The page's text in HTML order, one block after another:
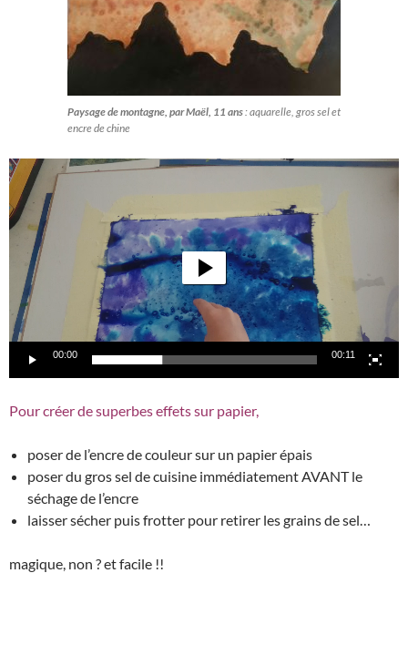
Paysage de montagne, par Maël, 11 ans: aquarelle, gros sel et
encre de chine
Lecteur
vidéo
00:00 00:11
Pour créer de superbes effets sur papier,
poser de l’encre de couleur sur un papier épais
poser du gros sel de cuisine immédiatement AVANT le
séchage de l’encre
laisser sécher puis frotter pour retirer les grains de sel…
magique, non ? et facile !!